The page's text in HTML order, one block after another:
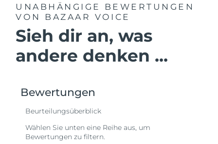
UNABHÄNGIGE BEWERTUNGEN
VON BAZAAR VOICE
Sieh dir an, was
andere denken ...